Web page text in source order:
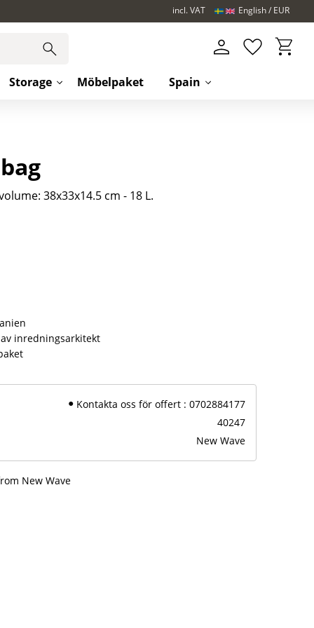
incl. VAT
Storage Möbelpaket Spain
Favorites
English EUR
38x33x14.5 cm - 18 L.​
inredningsarkitekt
Kontakta oss för offert : 0702884177
40247
New Wave
New Wave